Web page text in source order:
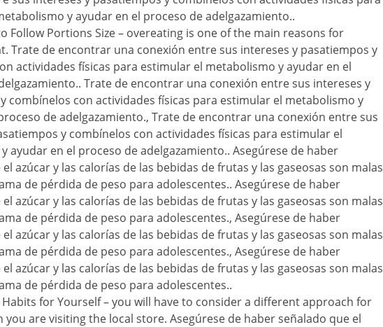
y ayudar en el proceso de adelgazamiento..
Follow Portions Size– overeating is one of the main reasons for
. Trate de encontrar una conexión entre sus intereses y pasatiempos y
actividades físicas para estimular el metabolismo y ayudar en el
Trate de encontrar una conexión entre sus intereses y
combínelos con actividades físicas para estimular el metabolismo y
de adelgazamiento., Trate de encontrar una conexión entre sus
y combínelos con actividades físicas para estimular el
ayudar en el proceso de adelgazamiento.. Asegúrese de haber
azúcar y las calorías de las bebidas de frutas y las gaseosas son malas
de pérdida de peso para adolescentes.. Asegúrese de haber
azúcar y las calorías de las bebidas de frutas y las gaseosas son malas
de pérdida de peso para adolescentes., Asegúrese de haber
azúcar y las calorías de las bebidas de frutas y las gaseosas son malas
de pérdida de peso para adolescentes., Asegúrese de haber
azúcar y las calorías de las bebidas de frutas y las gaseosas son malas
de pérdida de peso para adolescentes..
for Yourself–you will have to consider a different approach for
you are visiting the local store. Asegúrese de haber señalado que el